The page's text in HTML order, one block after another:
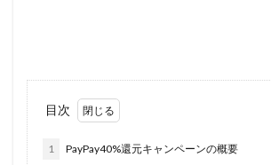
目次
1 PayPay40%還元キャンペーンの概要